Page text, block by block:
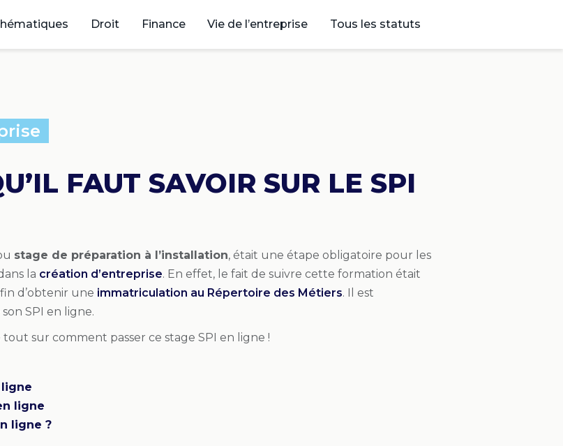
Droit Finance Vie de l’entreprise Tous les statuts
FAUT SAVOIR SUR LE SPI
stage de préparation à l’installation, était une étape obligatoire pour les
la création d’entreprise. En effet, le fait de suivre cette formation était
d’obtenir une immatriculation au Répertoire des Métiers. Il est
SPI en ligne.
sur comment passer ce stage SPI en ligne !
ligne
ligne
ligne ?